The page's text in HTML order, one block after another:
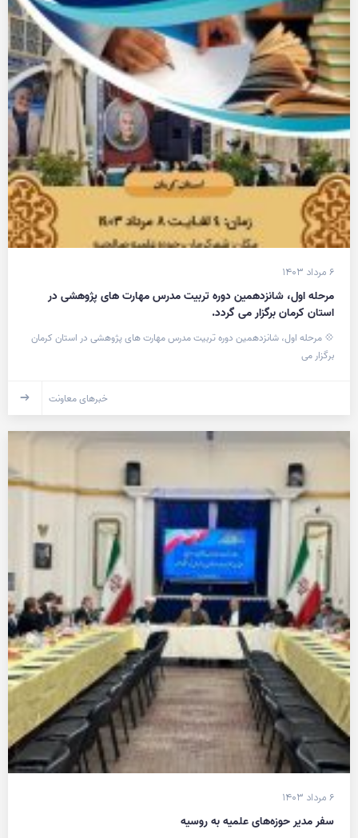
۶ مرداد ۱۴۰۳
مرحله اول، شانزدهمین دوره تربیت مدرس مهارت های پژوهشی در
استان کرمان برگزار می گردد.
💠 مرحله اول، شانزدهمین دوره تربیت مدرس مهارت های پژوهشی در استان کرمان
برگزار می
خبرهای معاونت
۶ مرداد ۱۴۰۳
سفر مدیر حوزه‌های علمیه به روسیه